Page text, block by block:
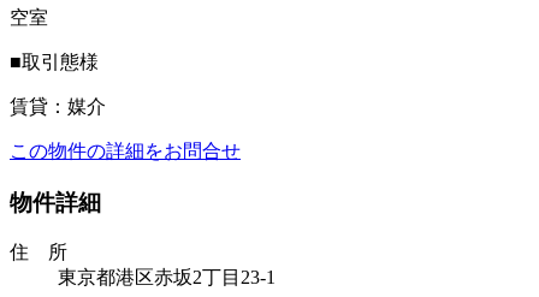
空室
■取引態様
賃貸：媒介
この物件の詳細をお問合せ
物件詳細
住 所
東京都港区赤坂2丁目23-1